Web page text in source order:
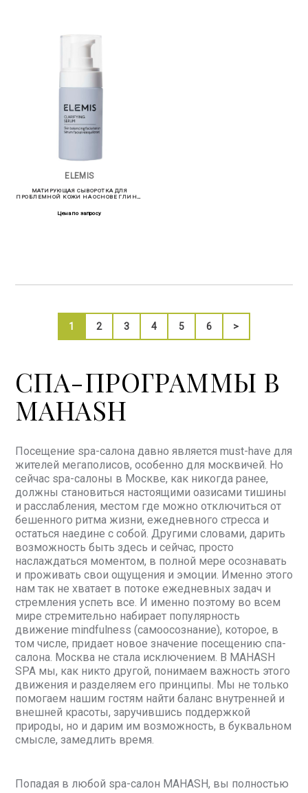
ELEMIS
МАТИРУЮЩАЯ СЫВОРОТКА ДЛЯ
ПРОБЛЕМНОЙ КОЖИ НА ОСНОВЕ ГЛИНЫ
Цена по запросу
1 2 3 4 5 6 >
СПА-ПРОГРАММЫ В
MAHASH
Посещение spa-салона давно является must-have для
жителей мегаполисов, особенно для москвичей. Но
сейчас spa-салоны в Москве, как никогда ранее,
должны становиться настоящими оазисами тишины
и расслабления, местом где можно отключиться от
бешенного ритма жизни, ежедневного стресса и
остаться наедине с собой. Другими словами, дарить
возможность быть здесь и сейчас, просто
наслаждаться моментом, в полной мере осознавать
и проживать свои ощущения и эмоции. Именно этого
нам так не хватает в потоке ежедневных задач и
стремления успеть все. И именно поэтому во всем
мире стремительно набирает популярность
движение mindfulness (самоосознание), которое, в
том числе, придает новое значение посещению спа-
салона. Москва не стала исключением. В MAHASH
SPA мы, как никто другой, понимаем важность этого
движения и разделяем его принципы. Мы не только
помогаем нашим гостям найти баланс внутренней и
внешней красоты, заручившись поддержкой
природы, но и дарим им возможность, в буквальном
смысле, замедлить время.
Попадая в любой spa-салон MAHASH, вы полностью